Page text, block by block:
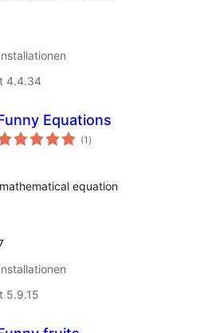
4.4.34
Equations
(1 Bewertungen
insgesamt
)
equation
5.9.15